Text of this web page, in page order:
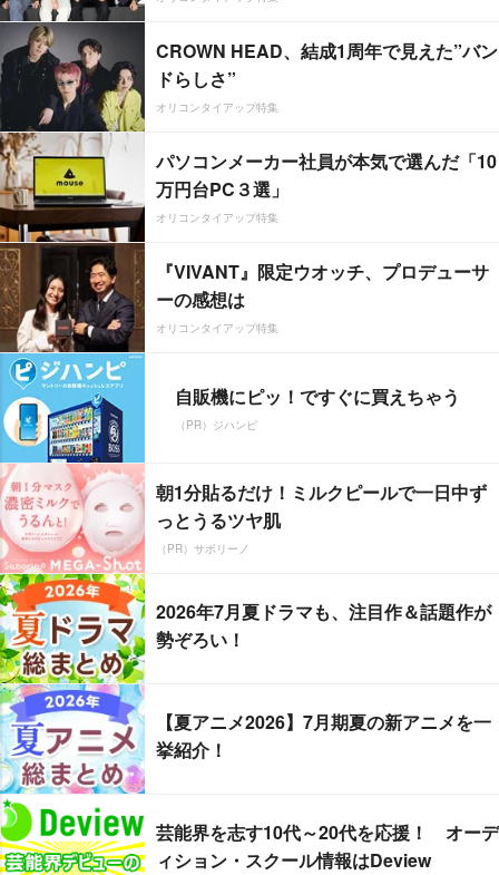
CROWN HEAD、結成1周年で見えた”バン
ドらしさ”
オリコンタイアップ特集
パソコンメーカー社員が本気で選んだ「10
万円台PC３選」
オリコンタイアップ特集
『VIVANT』限定ウオッチ、プロデューサ
ーの感想は
オリコンタイアップ特集
自販機にピッ！ですぐに買えちゃう
（PR）ジハンピ
朝1分貼るだけ！ミルクピールで一日中ず
っとうるツヤ肌
（PR）サボリーノ
2026年7月夏ドラマも、注目作＆話題作が
勢ぞろい！
【夏アニメ2026】7月期夏の新アニメを一
挙紹介！
芸能界を志す10代～20代を応援！ オーデ
ィション・スクール情報はDeview